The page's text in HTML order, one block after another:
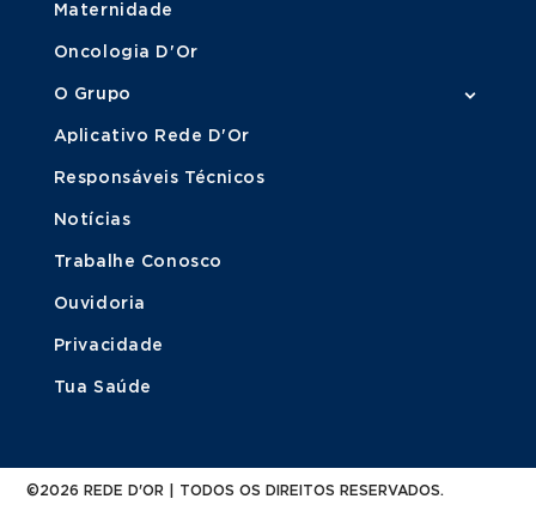
Maternidade
Oncologia D'Or
O Grupo
Aplicativo Rede D'Or
Responsáveis Técnicos
Notícias
Trabalhe Conosco
Ouvidoria
Privacidade
Tua Saúde
©2026 REDE D'OR | TODOS OS DIREITOS RESERVADOS.